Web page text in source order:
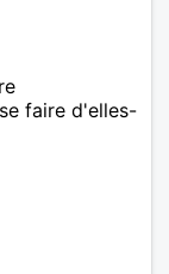
faire d'elles-